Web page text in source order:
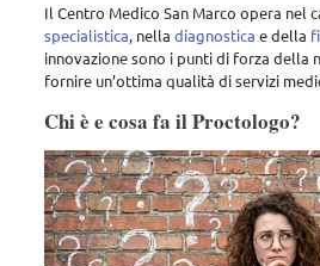
Il Centro Medico San Marco opera nel
specialistica, nella diagnostica e della
innovazione sono i punti di forza della
fornire un’ottima qualità di servizi
Chi è e cosa fa il Proctologo?